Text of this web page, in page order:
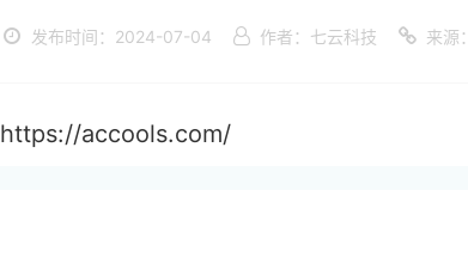
发布时间：2024-07-04 作者：七云科技 来源：
https://accools.com/